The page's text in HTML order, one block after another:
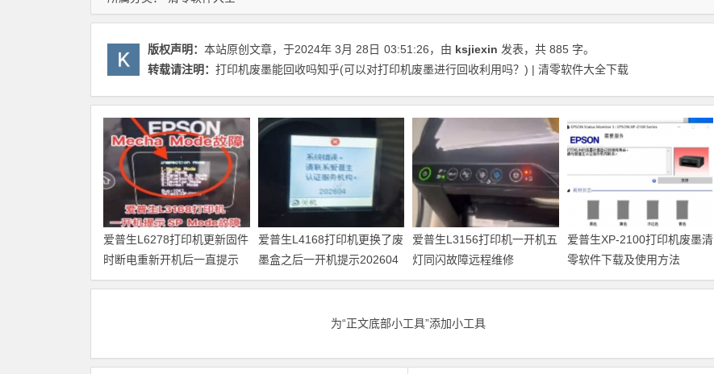
版权声明： 本站原创文章，于2024年 3月 28日 03:51:26，由 ksjiexin 发表，共 885 字。
转载请注明： 打印机废墨能回收吗知乎(可以对打印机废墨进行回收利用吗？) | 清零软件大全下载
爱普生L6278打印机更新固件
时断电重新开机后一直提示
Recovery Mode故障
爱普生L4168打印机更换了废
墨盒之后一开机提示202604
故障代码维修
爱普生L3156打印机一开机五
灯同闪故障远程维修
爱普生XP-2100打印机废墨清
零软件下载及使用方法
为“正文底部小工具”添加小工具